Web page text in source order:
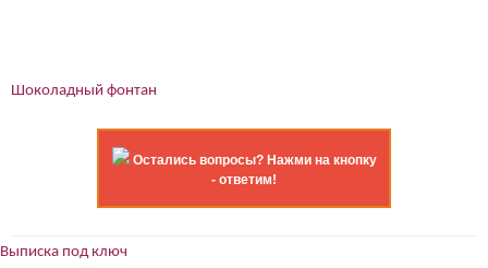
Шоколадный фонтан
Остались вопросы? Нажми на кнопку
- ответим!
Выписка под ключ